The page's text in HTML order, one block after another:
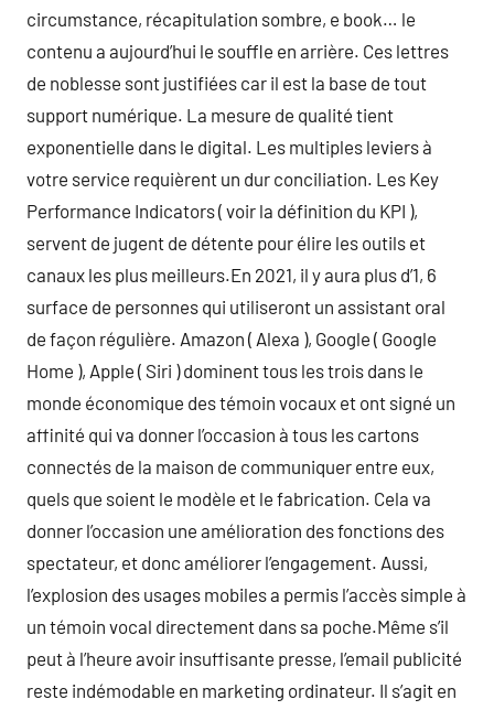
circumstance, récapitulation sombre, e book… le
contenu a aujourd’hui le souffle en arrière. Ces lettres
de noblesse sont justifiées car il est la base de tout
support numérique. La mesure de qualité tient
exponentielle dans le digital. Les multiples leviers à
votre service requièrent un dur conciliation. Les Key
Performance Indicators ( voir la définition du KPI ),
servent de jugent de détente pour élire les outils et
canaux les plus meilleurs.En 2021, il y aura plus d’1, 6
surface de personnes qui utiliseront un assistant oral
de façon régulière. Amazon ( Alexa ), Google ( Google
Home ), Apple ( Siri ) dominent tous les trois dans le
monde économique des témoin vocaux et ont signé un
affinité qui va donner l’occasion à tous les cartons
connectés de la maison de communiquer entre eux,
quels que soient le modèle et le fabrication. Cela va
donner l’occasion une amélioration des fonctions des
spectateur, et donc améliorer l’engagement. Aussi,
l’explosion des usages mobiles a permis l’accès simple à
un témoin vocal directement dans sa poche.Même s’il
peut à l’heure avoir insuffisante presse, l’email publicité
reste indémodable en marketing ordinateur. Il s’agit en